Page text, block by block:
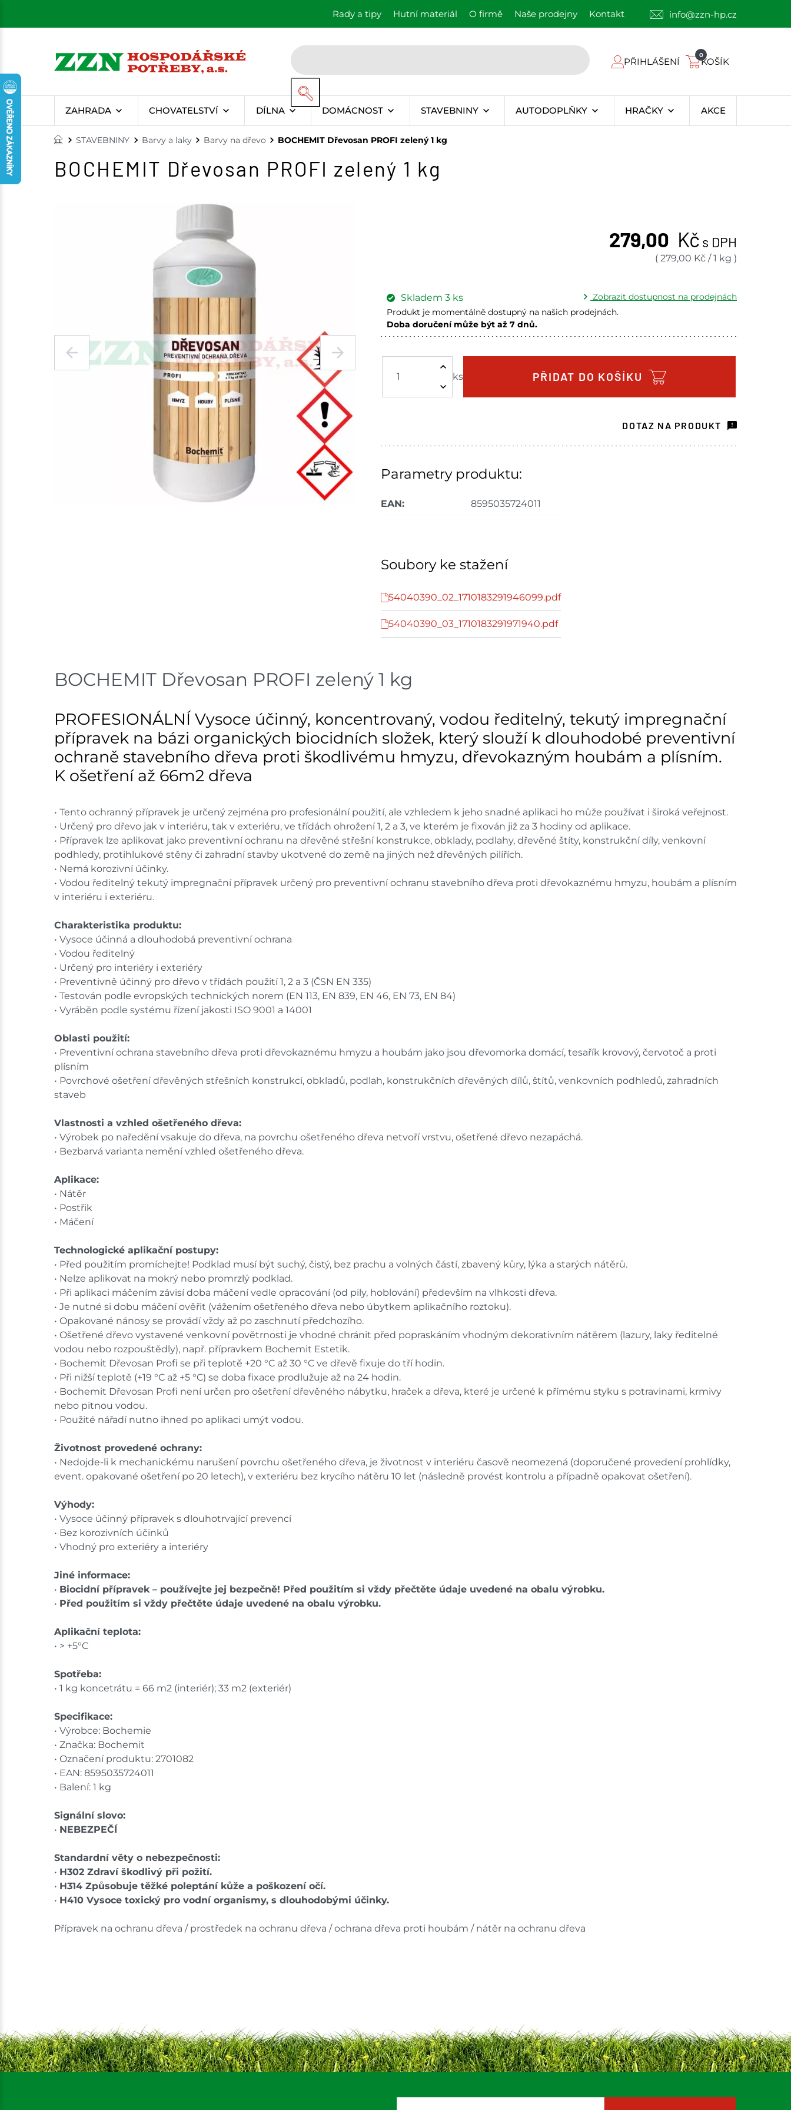
Rady a tipy Hutní materiál O firmě Naše prodejny Kontakt info@zzn-hp.cz
PŘIHLÁŠENÍ
0
KOŠÍK
ZAHRADA CHOVATELSTVÍ DÍLNA DOMÁCNOST STAVEBNINY AUTODOPLŇKY HRAČKY AKCE
STAVEBNINY Barvy a laky Barvy na dřevo BOCHEMIT Dřevosan PROFI zelený 1 kg
BOCHEMIT Dřevosan PROFI zelený 1 kg
279,00 Kč s DPH
( 279,00 Kč/1 kg )
ks PŘIDAT DO KOŠÍKU
Skladem3 ks
Zobrazit dostupnost na prodejnách
Produkt je momentálně dostupný na našich prodejnách.
Doba doručení může být až 7 dnů.
Skladové množství na prodejnách je pouze orientační.
Ceny na prodejnách se mohou lišit od cen na e-shopu.
DOTAZ NA PRODUKT
Parametry produktu:
EAN: 8595035724011
Soubory ke stažení
54040390_02_1710183291946099.pdf
54040390_03_1710183291971940.pdf
BOCHEMIT Dřevosan PROFI zelený 1 kg
PROFESIONÁLNÍ Vysoce účinný, koncentrovaný, vodou ředitelný, tekutý impregnační
přípravek na bázi organických biocidních složek, který slouží k dlouhodobé preventivní
ochraně stavebního dřeva proti škodlivému hmyzu, dřevokazným houbám a plísním.
K ošetření až 66m2 dřeva
• Tento ochranný přípravek je určený zejména pro profesionální použití, ale vzhledem k jeho snadné aplikaci ho může používat i široká veřejnost.
• Určený pro dřevo jak v interiéru, tak v exteriéru, ve třídách ohrožení 1, 2 a 3, ve kterém je fixován již za 3 hodiny od aplikace.
• Přípravek lze aplikovat jako preventivní ochranu na dřevěné střešní konstrukce, obklady, podlahy, dřevěné štíty, konstrukční díly, venkovní
podhledy, protihlukové stěny či zahradní stavby ukotvené do země na jiných než dřevěných pilířích.
• Nemá korozivní účinky.
• Vodou ředitelný tekutý impregnační přípravek určený pro preventivní ochranu stavebního dřeva proti dřevokaznému hmyzu, houbám a plísním
v interiéru i exteriéru.
Charakteristika produktu:
• Vysoce účinná a dlouhodobá preventivní ochrana
• Vodou ředitelný
• Určený pro interiéry i exteriéry
• Preventivně účinný pro dřevo v třídách použití 1, 2 a 3 (ČSN EN 335)
• Testován podle evropských technických norem (EN 113, EN 839, EN 46, EN 73, EN 84)
• Vyráběn podle systému řízení jakosti ISO 9001 a 14001
Oblasti použití:
• Preventivní ochrana stavebního dřeva proti dřevokaznému hmyzu a houbám jako jsou dřevomorka domácí, tesařík krovový, červotoč a proti
plísním
• Povrchové ošetření dřevěných střešních konstrukcí, obkladů, podlah, konstrukčních dřevěných dílů, štítů, venkovních podhledů, zahradních
staveb
Vlastnosti a vzhled ošetřeného dřeva:
• Výrobek po naředění vsakuje do dřeva, na povrchu ošetřeného dřeva netvoří vrstvu, ošetřené dřevo nezapáchá.
• Bezbarvá varianta nemění vzhled ošetřeného dřeva.
Aplikace:
• Nátěr
• Postřik
• Máčení
Technologické aplikační postupy:
• Před použitím promíchejte! Podklad musí být suchý, čistý, bez prachu a volných částí, zbavený kůry, lýka a starých nátěrů.
• Nelze aplikovat na mokrý nebo promrzlý podklad.
• Při aplikaci máčením závisí doba máčení vedle opracování (od pily, hoblování) především na vlhkosti dřeva.
• Je nutné si dobu máčení ověřit (vážením ošetřeného dřeva nebo úbytkem aplikačního roztoku).
• Opakované nánosy se provádí vždy až po zaschnutí předchozího.
• Ošetřené dřevo vystavené venkovní povětrnosti je vhodné chránit před popraskáním vhodným dekorativním nátěrem (lazury, laky ředitelné
vodou nebo rozpouštědly), např. přípravkem Bochemit Estetik.
• Bochemit Dřevosan Profi se při teplotě +20 °C až 30 °C ve dřevě fixuje do tří hodin.
• Při nižší teplotě (+19 °C až +5 °C) se doba fixace prodlužuje až na 24 hodin.
• Bochemit Dřevosan Profi není určen pro ošetření dřevěného nábytku, hraček a dřeva, které je určené k přímému styku s potravinami, krmivy
nebo pitnou vodou.
• Použité nářadí nutno ihned po aplikaci umýt vodou.
Životnost provedené ochrany:
• Nedojde-li k mechanickému narušení povrchu ošetřeného dřeva, je životnost v interiéru časově neomezená (doporučené provedení prohlídky,
event. opakované ošetření po 20 letech), v exteriéru bez krycího nátěru 10 let (následně provést kontrolu a případně opakovat ošetření).
Výhody:
• Vysoce účinný přípravek s dlouhotrvající prevencí
• Bez korozivních účinků
• Vhodný pro exteriéry a interiéry
Jiné informace:
• Biocidní přípravek – používejte jej bezpečně! Před použitím si vždy přečtěte údaje uvedené na obalu výrobku.
• Před použitím si vždy přečtěte údaje uvedené na obalu výrobku.
Aplikační teplota:
• > +5°C
Spotřeba:
• 1 kg koncetrátu = 66 m2 (interiér); 33 m2 (exteriér)
Specifikace:
• Výrobce: Bochemie
• Značka: Bochemit
• Označení produktu: 2701082
• EAN: 8595035724011
• Balení: 1 kg
Signální slovo:
• NEBEZPEČÍ
Standardní věty o nebezpečnosti:
• H302 Zdraví škodlivý při požití.
• H314 Způsobuje těžké poleptání kůže a poškození očí.
• H410 Vysoce toxický pro vodní organismy, s dlouhodobými účinky.
Přípravek na ochranu dřeva / prostředek na ochranu dřeva / ochrana dřeva proti houbám / nátěr na ochranu dřeva